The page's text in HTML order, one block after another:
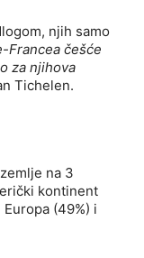
njih samo
Francea češće
za njihova
Tichelen.
na 3
kontinent
(49%) i